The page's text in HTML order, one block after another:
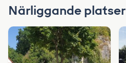
Närliggande platser